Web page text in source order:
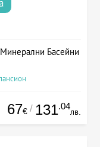
Басейни
67€ / 131.04
лв.